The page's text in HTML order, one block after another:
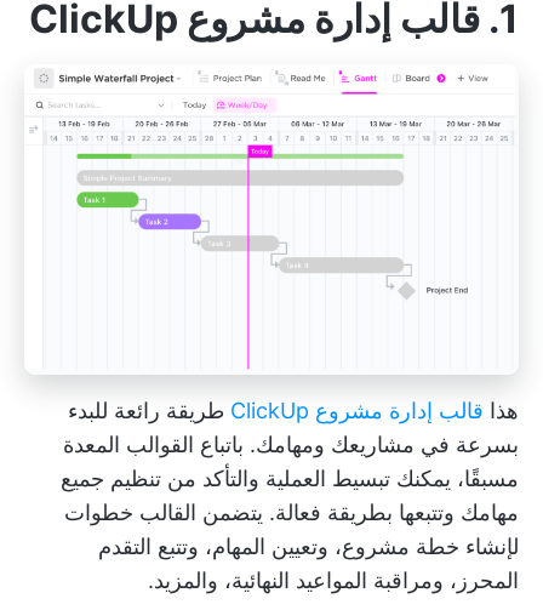
1. قالب إدارة مشروع ClickUp
هذا قالب إدارة مشروع ClickUp
طريقة رائعة للبدء
بسرعة في مشاريعك ومهامك. باتباع القوالب المعدة
مسبقًا، يمكنك تبسيط العملية والتأكد من تنظيم جميع
مهامك وتتبعها بطريقة فعالة. يتضمن القالب خطوات
لإنشاء خطة مشروع، وتعيين المهام، وتتبع التقدم
المحرز، ومراقبة المواعيد النهائية، والمزيد.